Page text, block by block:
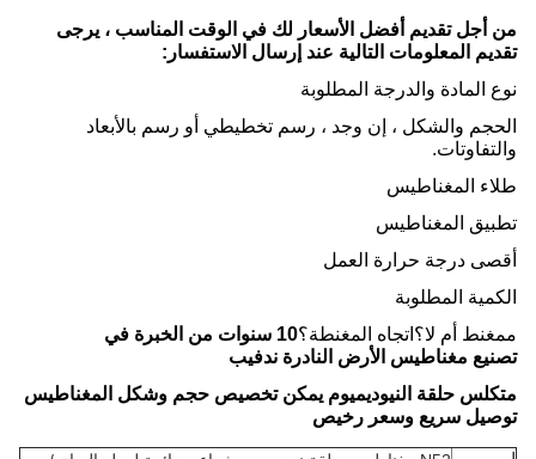
من أجل تقديم أفضل الأسعار لك في الوقت المناسب ، يرجى
تقديم المعلومات التالية عند إرسال الاستفسار:
نوع المادة والدرجة المطلوبة
الحجم والشكل ، إن وجد ، رسم تخطيطي أو رسم بالأبعاد
والتفاوتات.
طلاء المغناطيس
تطبيق المغناطيس
أقصى درجة حرارة العمل
الكمية المطلوبة
ممغنط أم لا؟اتجاه المغنطة؟
10 سنوات من الخبرة في
تصنيع مغناطيس الأرض النادرة ندفيب
متكلس حلقة النيوديميوم يمكن تخصيص حجم وشكل المغناطيس
توصيل سريع وسعر رخيص